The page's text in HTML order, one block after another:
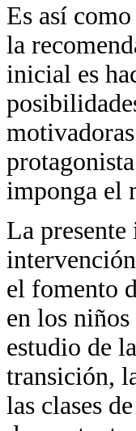
Es así
la
inicial es
imponga el
La
el fomento
en los
estudio de
transición,
las clases